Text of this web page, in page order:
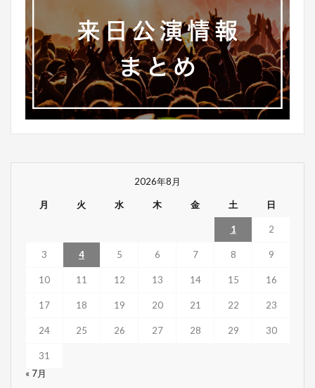
2026年8月
月 火 水 木 金 土 日
1 2
3 4 5 6 7 8 9
10 11 12 13 14 15 16
17 18 19 20 21 22 23
24 25 26 27 28 29 30
31
« 7月